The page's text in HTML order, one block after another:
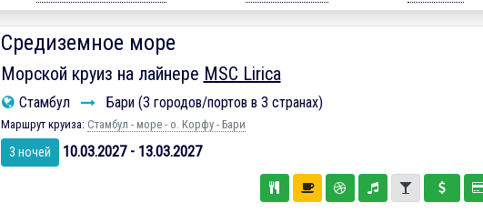
Средиземное море
Морской круиз на лайнере MSC Lirica
Стамбул Бари (3 городов/портов в 3 странах)
Маршрут круиза: Стамбул - море - о. Корфу - Бари
3 ночей 10.03.2027 - 13.03.2027